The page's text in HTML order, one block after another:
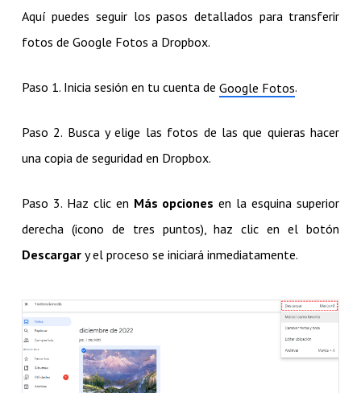
Aquí puedes seguir los pasos detallados para transferir
fotos de Google Fotos a Dropbox.
Paso 1. Inicia sesión en tu cuenta de Google Fotos.
Paso 2. Busca y elige las fotos de las que quieras hacer
una copia de seguridad en Dropbox.
Paso 3. Haz clic en Más opciones en la esquina superior
derecha (icono de tres puntos), haz clic en el botón
Descargary el proceso se iniciará inmediatamente.